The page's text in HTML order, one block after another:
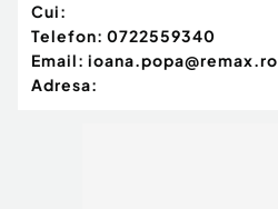
Cui:
Telefon: 0722559340
Email: ioana.popa@remax.ro
Adresa: